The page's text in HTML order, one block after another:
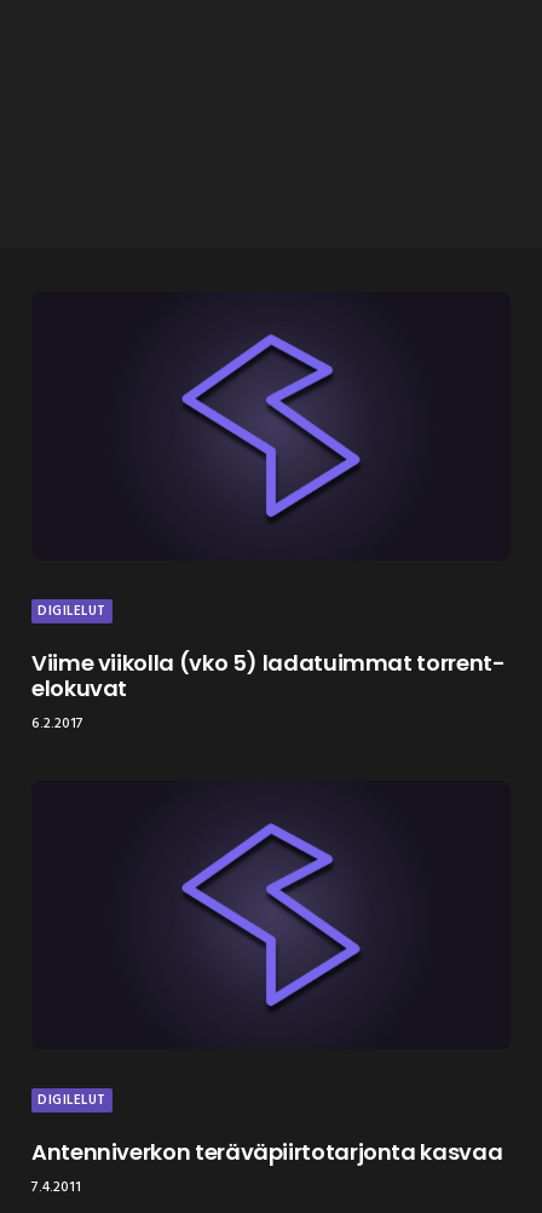
DIGILELUT
Viime viikolla (vko 5) ladatuimmat torrent-
elokuvat
6.2.2017
DIGILELUT
Antenniverkon teräväpiirtotarjonta kasvaa
7.4.2011